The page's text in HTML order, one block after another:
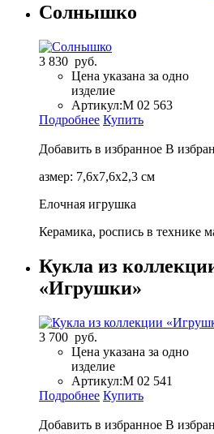
Солнышко
3 830 руб.
Цена указана за одно
изделие
Артикул:М 02 563
Подробнее Купить
Добавить в избранное В
азмер: 7,6х7,6х2,3 см
Елочная игрушка
Керамика, роспись в технике
Кукла из
«Игрушки»
3 700 руб.
Цена указана за одно
изделие
Артикул:М 02 541
Подробнее Купить
Добавить в избранное В